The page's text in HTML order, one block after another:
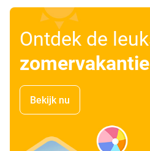
Ontdek de
Bekijk nu